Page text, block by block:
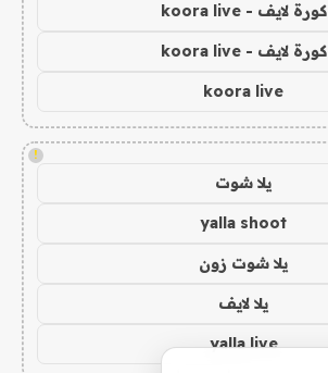
كورة لايف - koora live
كورة لايف - koora live
koora live
!
يلا شوت
yalla shoot
يلا شوت زون
يلا لايف
yalla live